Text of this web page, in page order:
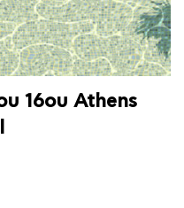
16ου Athens